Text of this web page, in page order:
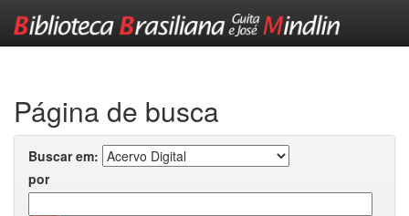
Página de busca
Buscar em:
por